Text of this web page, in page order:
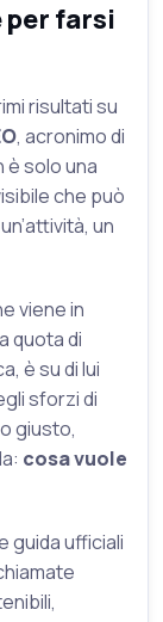
per farsi
risultati su
, acronimo di
è solo una
che può
un
viene in
quota di
è su di lui
sforzi di
giusto,
cosa vuole
guida ufficiali